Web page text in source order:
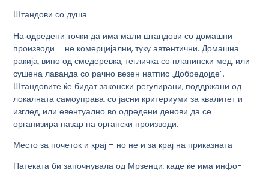
Штандови со душа
На одредени точки да има мали штандови со домашни
производи – не комерцијални, туку автентични. Домашна
ракија, вино од смедеревка, тегличка со планински мед, или
сушена лаванда со рачно везен натпис „Добредојде“.
Штандовите ќе бидат законски регулирани, поддржани од
локалната самоуправа, со јасни критериуми за квалитет и
изглед, или евентуално во одредени денови да се
организира пазар на органски производи.
Место за почеток и крај – но не и за крај на приказната
Патеката би започнувала од Мрзенци, каде ќе има инфо-